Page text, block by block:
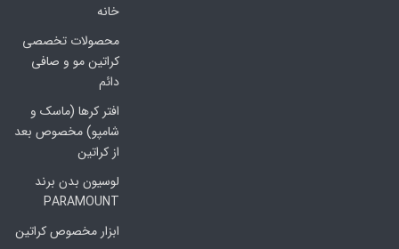
خانه
محصولات تخصصی
کراتین مو و صافی
دائم
افتر کرها (ماسک و
شامپو) مخصوص بعد
از کراتین
لوسیون بدن برند
PARAMOUNT
ابزار مخصوص کراتین